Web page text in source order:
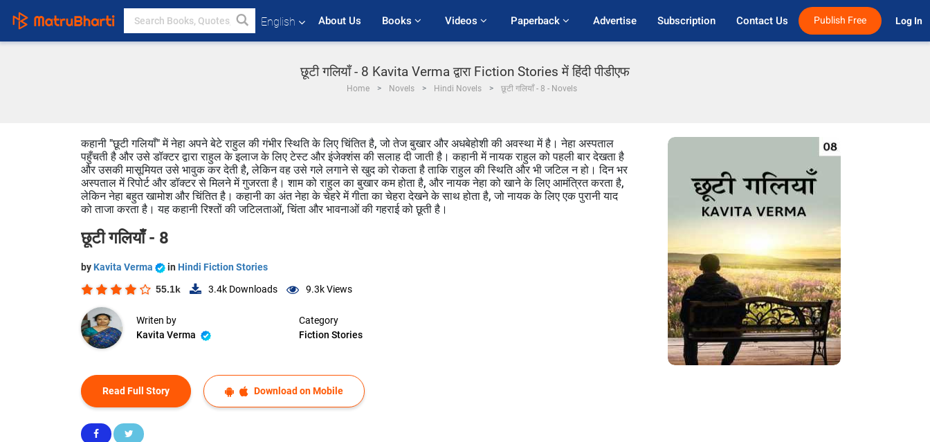
English About Us Books Videos Paperback Advertise Subscription Contact Us Publish Free Log In
छूटी गलियाँ - 8 Kavita Verma द्वारा Fiction Stories में हिंदी पीडीएफ
Home Novels Hindi Novels छूटी गलियाँ - 8 - Novels
कहानी "छूटी गलियाँ" में नेहा अपने बेटे राहुल की गंभीर स्थिति के लिए चिंतित है, जो तेज बुखार और अधबेहोशी की अवस्था में है। नेहा अस्पताल
पहुँचती है और उसे डॉक्टर द्वारा राहुल के इलाज के लिए टेस्ट और इंजेक्शंस की सलाह दी जाती है। कहानी में नायक राहुल को पहली बार देखता है
और उसकी मासूमियत उसे भावुक कर देती है, लेकिन वह उसे गले लगाने से खुद को रोकता है ताकि राहुल की स्थिति और भी जटिल न हो। दिन भर
अस्पताल में रिपोर्ट और डॉक्टर से मिलने में गुजरता है। शाम को राहुल का बुखार कम होता है, और नायक नेहा को खाने के लिए आमंत्रित करता है,
लेकिन नेहा बहुत खामोश और चिंतित है। कहानी का अंत नेहा के चेहरे में गीता का चेहरा देखने के साथ होता है, जो नायक के लिए एक पुरानी याद
को ताजा करता है। यह कहानी रिश्तों की जटिलताओं, चिंता और भावनाओं की गहराई को छूती है।
छूटी गलियाँ - 8
by Kavita Verma in Hindi Fiction Stories
55.1k 3.4k Downloads 9.3kViews
Writen by
Kavita Verma
Category
Fiction Stories
Read Full Story Download on Mobile